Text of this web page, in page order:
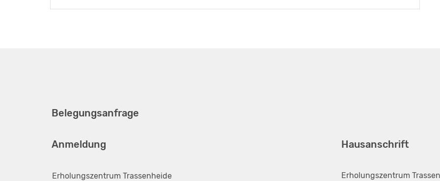
Belegungsanfrage
Anmeldung
Erholungszentrum Trassenheide
Hausanschrift
Erholungszentrum